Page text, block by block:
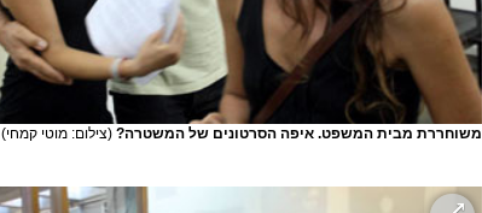
משוחררת מבית המשפט. איפה הסרטונים של המשטרה? (צילום: מוטי קמחי)